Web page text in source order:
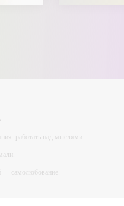
работать над мыслями.
самолюбование.